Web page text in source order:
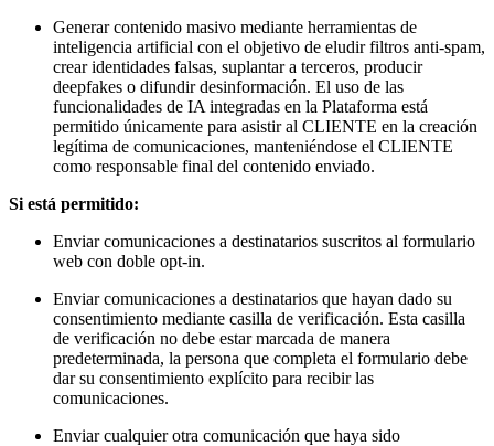
Generar contenido masivo mediante herramientas de
inteligencia artificial con el objetivo de eludir filtros anti-spam,
crear identidades falsas, suplantar a terceros, producir
deepfakes o difundir desinformación. El uso de las
funcionalidades de IA integradas en la Plataforma está
permitido únicamente para asistir al CLIENTE en la creación
legítima de comunicaciones, manteniéndose el CLIENTE
como responsable final del contenido enviado.
Si está permitido:
Enviar comunicaciones a destinatarios suscritos al formulario
web con doble opt-in.
Enviar comunicaciones a destinatarios que hayan dado su
consentimiento mediante casilla de verificación. Esta casilla
de verificación no debe estar marcada de manera
predeterminada, la persona que completa el formulario debe
dar su consentimiento explícito para recibir las
comunicaciones.
Enviar cualquier otra comunicación que haya sido